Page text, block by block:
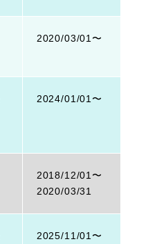
2020/03/01〜
2024/01/01〜
2018/12/01〜
2020/03/31
2025/11/01〜